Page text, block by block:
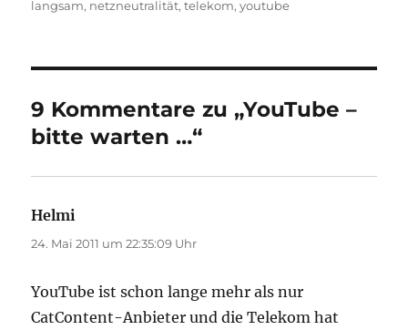
am
langsam, netzneutralität,telekom,youtube
9 Kommentare zu „YouTube –
bitte warten …“
Helmi
24. Mai 2011 um 22:35:09 Uhr
YouTube ist schon lange mehr als nur
CatContent-Anbieter und die Telekom hat